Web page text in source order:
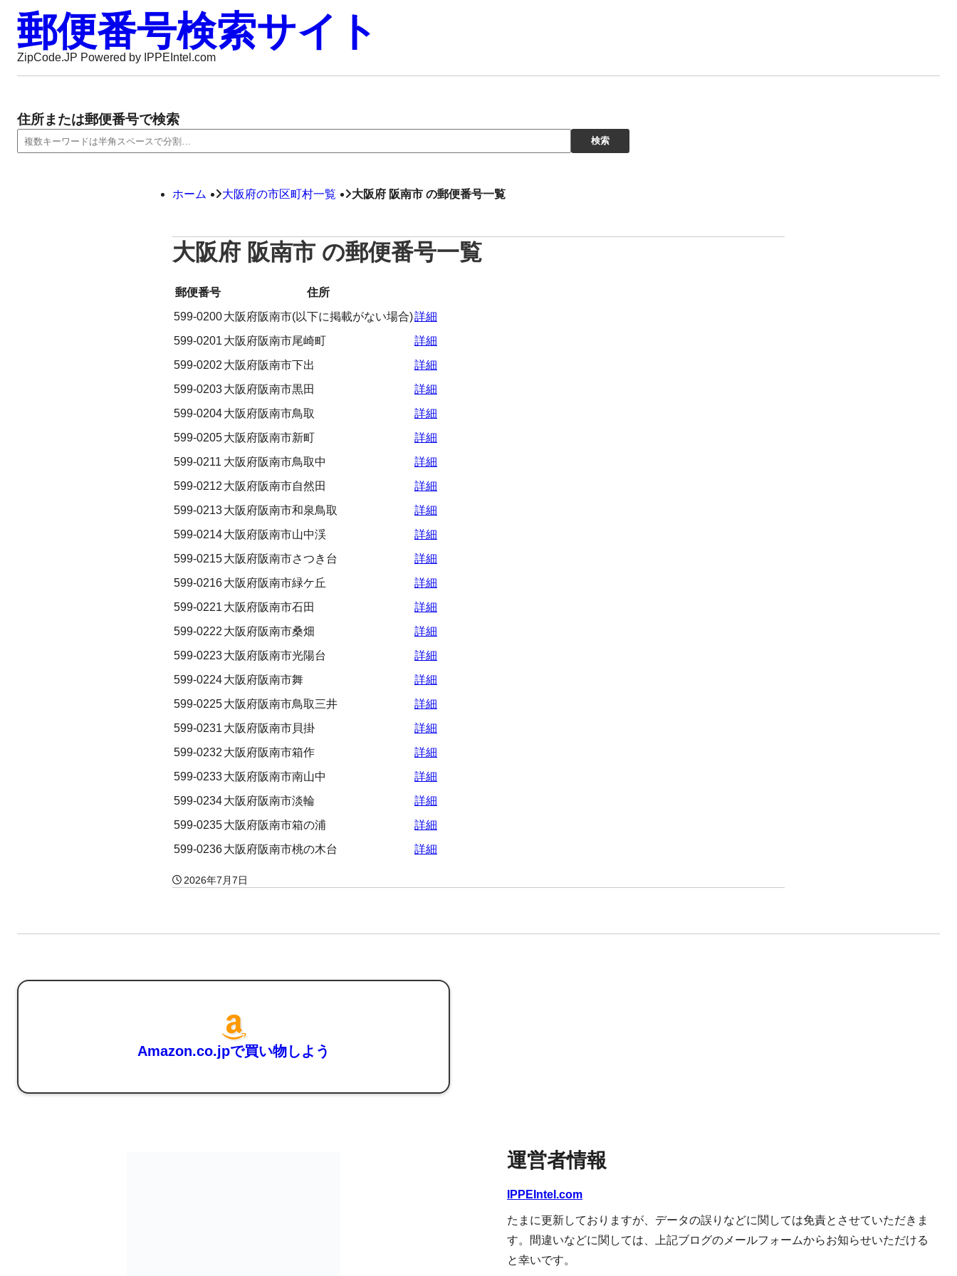
郵便番号検索サイト
ZipCode.JP Powered by IPPEIntel.com
住所または郵便番号で検索
ホーム 大阪府の市区町村一覧 大阪府 阪南市 の郵便番号一覧
大阪府 阪南市 の郵便番号一覧
郵便番号
住所
599-0200大阪府阪南市(以下に掲載がない場合)詳細
599-0201 大阪府阪南市尾崎町
詳細
599-0202 大阪府阪南市下出
詳細
599-0203大阪府阪南市黒田
詳細
599-0204大阪府阪南市鳥取
詳細
599-0205大阪府阪南市新町
詳細
599-0211 大阪府阪南市鳥取中
詳細
599-0212 大阪府阪南市自然田
詳細
599-0213大阪府阪南市和泉鳥取
詳細
599-0214大阪府阪南市山中渓
詳細
599-0215大阪府阪南市さつき台
詳細
599-0216大阪府阪南市緑ケ丘
詳細
599-0221 大阪府阪南市石田
詳細
599-0222 大阪府阪南市桑畑
詳細
599-0223大阪府阪南市光陽台
詳細
599-0224大阪府阪南市舞
詳細
599-0225大阪府阪南市鳥取三井
詳細
599-0231 大阪府阪南市貝掛
詳細
599-0232 大阪府阪南市箱作
詳細
599-0233大阪府阪南市南山中
詳細
599-0234大阪府阪南市淡輪
詳細
599-0235大阪府阪南市箱の浦
詳細
599-0236大阪府阪南市桃の木台 詳細
2026年7月7日
Amazon.co.jpで買い物しよう
運営者情報
IPPEIntel.com
たまに更新しておりますが、データの誤りなどに関しては免責とさせていただきま
す。間違いなどに関しては、上記ブログのメールフォームからお知らせいただける
と幸いです。